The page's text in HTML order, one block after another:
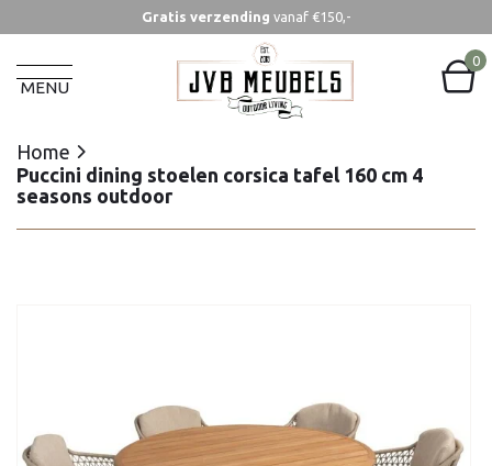
Gratis verzending vanaf €150,-
MENU
0
Home
Puccini dining stoelen corsica tafel 160 cm 4
seasons outdoor
Home
Puccini dining stoelen corsica tafel 160 cm 4
seasons outdoor